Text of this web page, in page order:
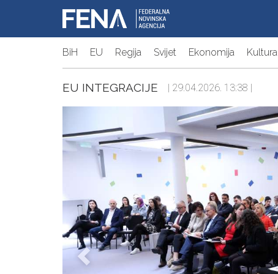
BiH EU Regija Svijet Ekonomija Kultura
EU INTEGRACIJE | 29.04.2026. 13:38 |